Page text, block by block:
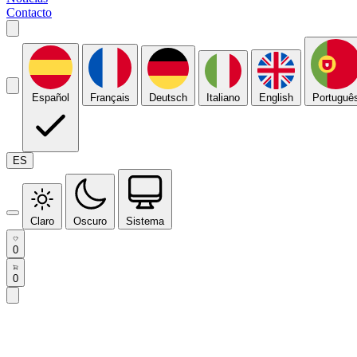
Contacto
Español Français Deutsch Italiano English
ES
Claro Oscuro Sistema
0
0